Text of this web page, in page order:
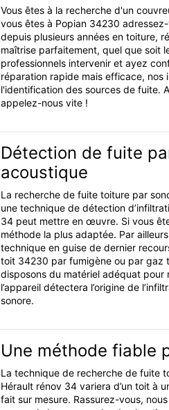
Vous êtes à la recherche d'un
vous êtes à Popian 34230
depuis plusieurs années en toiture,
maîtrise parfaitement, quel que soit
professionnels intervenir et ayez
réparation rapide mais efficace,
l'identification des sources de fuite.
appelez-nous vite !
Détection de fuite
acoustique
La recherche de fuite toiture par
une technique de détection
34 peut mettre en œuvre. Si vous
méthode la plus adaptée. Par
technique en guise de dernier
toit 34230 par fumigène ou par gaz
disposons du matériel adéquat
l’appareil détectera l’origine de
sonore.
Une méthode fiable
La technique de recherche de fuite
Hérault rénov 34 variera d’un toit à
fait sur mesure. Rassurez-vous,